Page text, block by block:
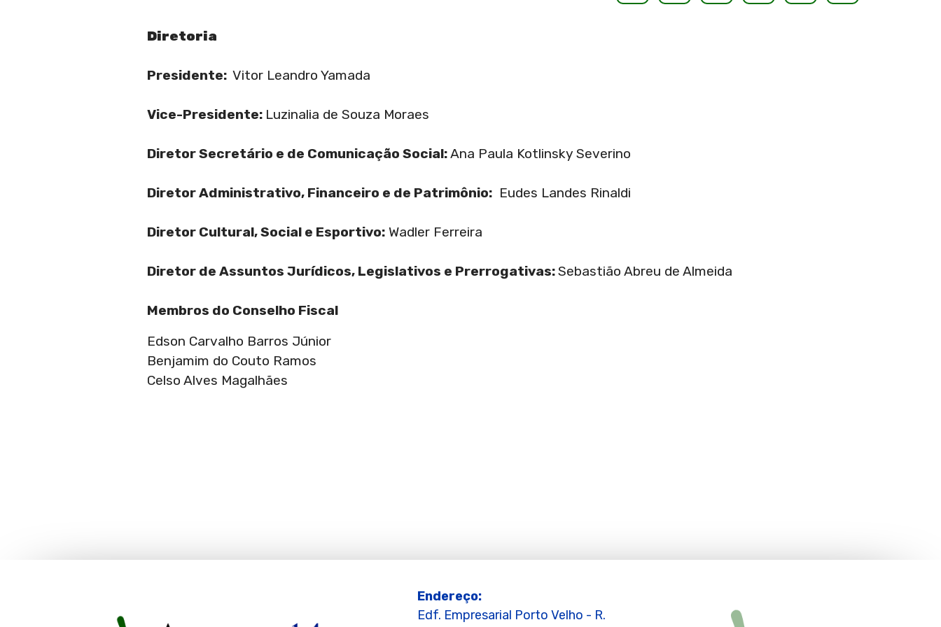
Diretoria
Presidente: Vitor Leandro Yamada
Vice-Presidente: Luzinalia de Souza Moraes
Diretor Secretário e de Comunicação Social:Ana Paula Kotlinsky Severino
Diretor Administrativo, Financeiro e de Patrimônio:Eudes Landes Rinaldi
Diretor Cultural, Social e Esportivo:Wadler Ferreira
Diretor de Assuntos Jurídicos, Legislativos e Prerrogativas:Sebastião Abreu de Almeida
Membros do Conselho Fiscal
Edson Carvalho Barros Júnior
Benjamim do Couto Ramos
Celso Alves Magalhães
Endereço:
Edf. Empresarial Porto Velho - R.